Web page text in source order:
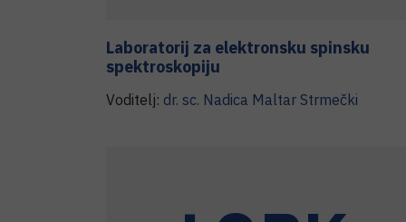
Laboratorij za elektronsku spinsku
spektroskopiju
Voditelj: dr. sc. Nadica Maltar Strmečki